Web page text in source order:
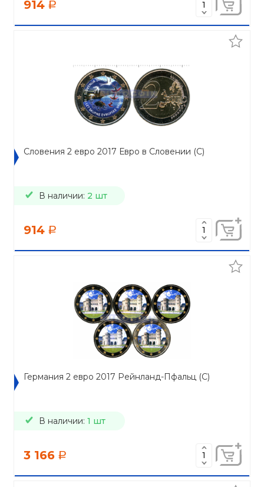
914 a
Словения 2 евро 2017 Евро в Словении (C)
В наличии: 2 шт
914 a
Германия 2 евро 2017 Рейнланд-Пфальц (C)
В наличии: 1 шт
3 166 a